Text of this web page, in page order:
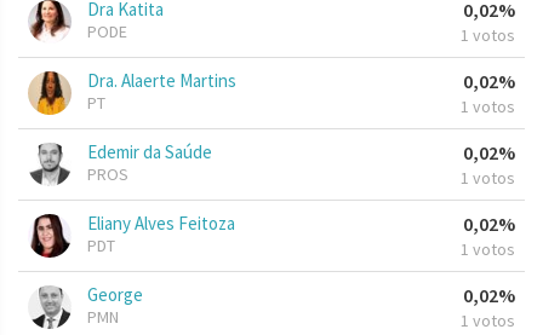
Dra Katita
PODE
0,02%
1 votos
Dra. Alaerte Martins
PT
0,02%
1 votos
Edemir da Saúde
PROS
0,02%
1 votos
Eliany Alves Feitoza
PDT
0,02%
1 votos
George
PMN
0,02%
1 votos